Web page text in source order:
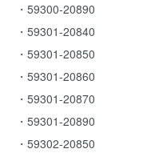
・59300-20890
・59301-20840
・59301-20850
・59301-20860
・59301-20870
・59301-20890
・59302-20850